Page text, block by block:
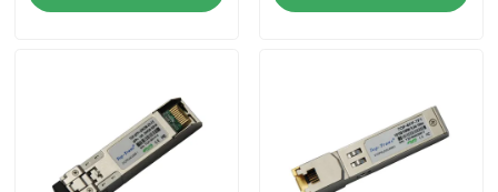
وحدة بصرية 400G/800G